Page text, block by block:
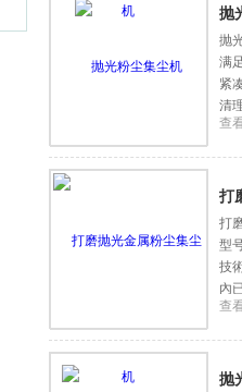
抛
抛
满
紧
清
磨
查
打
打
型
技
內
查
抛